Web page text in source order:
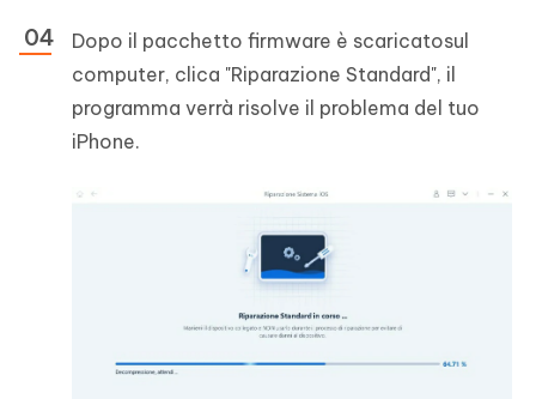
Dopo il pacchetto firmware è scaricatosul
computer, clica "Riparazione Standard", il
programma verrà risolve il problema del tuo
iPhone.